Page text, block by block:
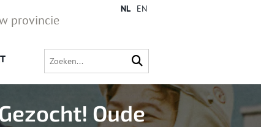
provincie
NL EN
Gezocht! Oude